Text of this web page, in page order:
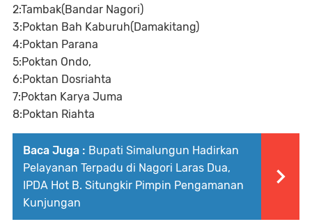
2:Tambak(Bandar Nagori)
3:Poktan Bah Kaburuh(Damakitang)
4:Poktan Parana
5:Poktan Ondo,
6:Poktan Dosriahta
7:Poktan Karya Juma
8:Poktan Riahta
Baca Juga : Bupati Simalungun Hadirkan
Pelayanan Terpadu di Nagori Laras Dua,
IPDA Hot B. Situngkir Pimpin Pengamanan
Kunjungan